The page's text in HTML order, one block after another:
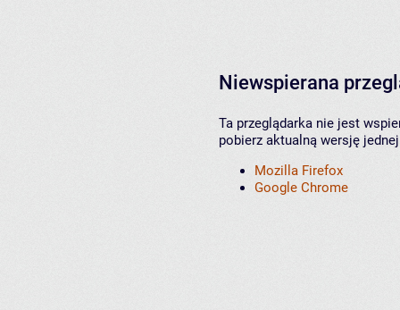
Niewspierana
Ta przeglądarka nie jest
pobierz aktualną wersję
Mozilla Firefox
Google Chrome